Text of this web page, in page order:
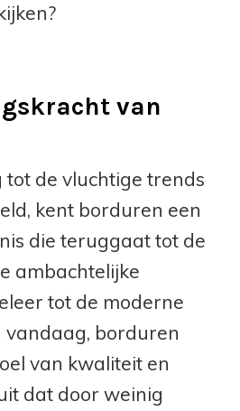
van
tot de vluchtige trends
kent borduren een
die teruggaat tot de
ambachtelijke
tot de moderne
vandaag, borduren
van kwaliteit en
dat door weinig